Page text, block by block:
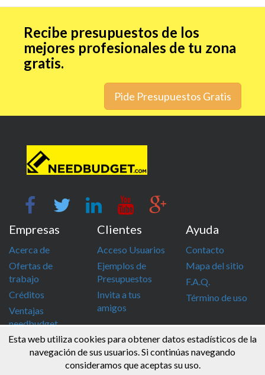
Recibe presupuestos de los
mejores profesionales de tu zona
gratis.
Pide Presupuestos Gratis
Esta web utiliza cookies para obtener datos estadísticos de la
navegación de sus usuarios. Si continúas navegando
consideramos que aceptas su uso.
Empresas
Acerca de
Ofertas de
trabajo
Créditos
Ventajas
needbudget
Clientes
Acceso Usuarios
Ejemplos de
Presupuestos
Invita a tus
amigos
Ayuda
Contacto
Mapa del sitio
F.A.Q.
Término de uso
info@needbudget.com
968 862 247
© Needbudget 2015 - 2026 . Todos los derechos reservados